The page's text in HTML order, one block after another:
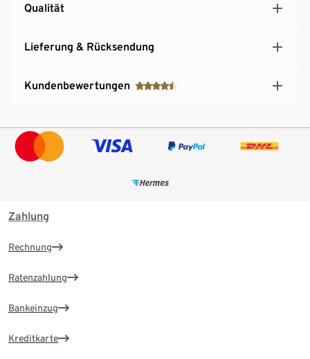
Qualität
Lieferung & Rücksendung
Kundenbewertungen
Zahlung
Rechnung
Ratenzahlung
Bankeinzug
Kreditkarte